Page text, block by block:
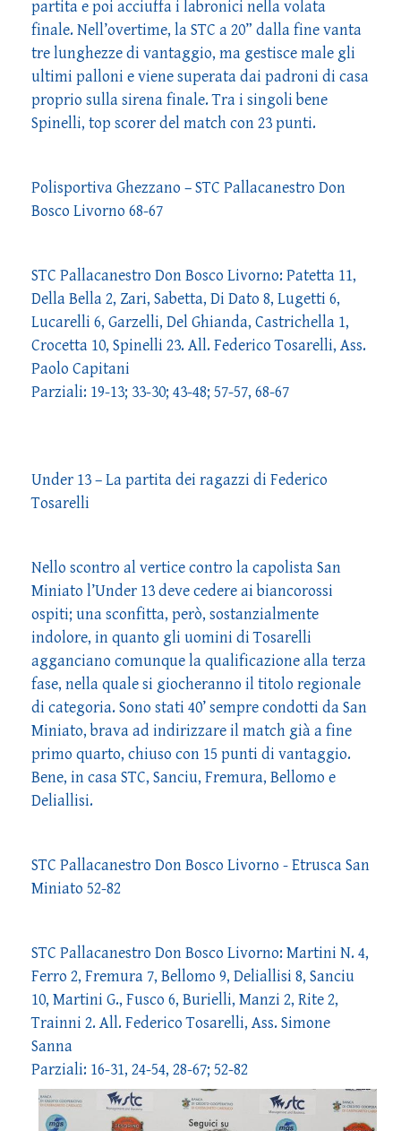
partita e poi acciuffa i labronici nella volata
finale. Nell’overtime, la STC a 20” dalla fine vanta
tre lunghezze di vantaggio, ma gestisce male gli
ultimi palloni e viene superata dai padroni di casa
proprio sulla sirena finale. Tra i singoli bene
Spinelli, top scorer del match con 23 punti.
Polisportiva Ghezzano – STC Pallacanestro Don
Bosco Livorno 68-67
STC Pallacanestro Don Bosco Livorno: Patetta 11,
Della Bella 2, Zari, Sabetta, Di Dato 8, Lugetti 6,
Lucarelli 6, Garzelli, Del Ghianda, Castrichella 1,
Crocetta 10, Spinelli 23. All. Federico Tosarelli, Ass.
Paolo Capitani
Parziali: 19-13; 33-30; 43-48; 57-57, 68-67
Under 13 – La partita dei ragazzi di Federico
Tosarelli
Nello scontro al vertice contro la capolista San
Miniato l’Under 13 deve cedere ai biancorossi
ospiti; una sconfitta, però, sostanzialmente
indolore, in quanto gli uomini di Tosarelli
agganciano comunque la qualificazione alla terza
fase, nella quale si giocheranno il titolo regionale
di categoria. Sono stati 40’ sempre condotti da San
Miniato, brava ad indirizzare il match già a fine
primo quarto, chiuso con 15 punti di vantaggio.
Bene, in casa STC, Sanciu, Fremura, Bellomo e
Deliallisi.
STC Pallacanestro Don Bosco Livorno - Etrusca San
Miniato 52-82
STC Pallacanestro Don Bosco Livorno: Martini N. 4,
Ferro 2, Fremura 7, Bellomo 9, Deliallisi 8, Sanciu
10, Martini G., Fusco 6, Burielli, Manzi 2, Rite 2,
Trainni 2. All. Federico Tosarelli, Ass. Simone
Sanna
Parziali: 16-31, 24-54, 28-67; 52-82